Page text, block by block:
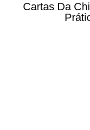
Cartas Da